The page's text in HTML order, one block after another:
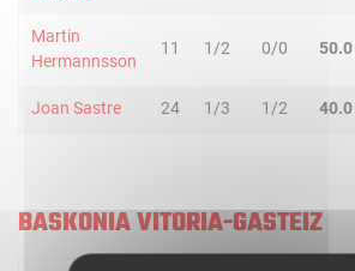
Martin
Hermannsson
11 1/2 0/0 50.0
Joan Sastre 24 1/3 1/2 40.0
BASKONIA VITORIA-GASTEIZ